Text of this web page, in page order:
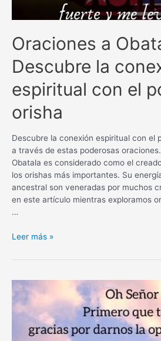
Oraciones a
Descubre la
espiritual con el
orisha
Descubre la conexión espiritual con el
a través de estas poderosas
Obatala es considerado como el
los orishas más importantes. Su
ancestral son veneradas por muchos
en este artículo mientras exploramos
…
Oraciones
Obatala:
conexión
espiritual
Leer más »